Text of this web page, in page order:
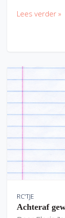
Lees verder »
RC'TJE
Achteraf